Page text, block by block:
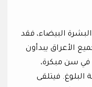
البيضاء، فقد
الأعراق يبدأون
في سن مبكرة،
فيتلقى